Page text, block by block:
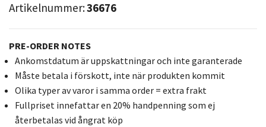
Artikelnummer:36676
PRE-ORDER NOTES
Ankomstdatum är uppskattningar och inte garanterade
Måste betala i förskott, inte när produkten kommit
Olika typer av varor i samma order = extra frakt
Fullpriset innefattar en 20% handpenning som ej
återbetalas vid ångrat köp